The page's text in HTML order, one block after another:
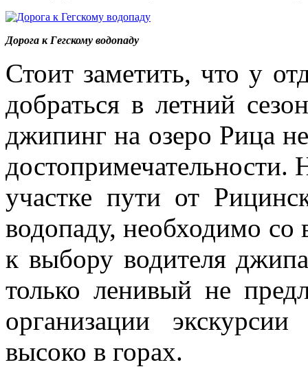
Дорога к Гегскому водопаду
Стоит заметить, что у
добраться в летний
джипинг на озеро Рица
участке пути от
водопаду, необходимо со
к выбору водителя
только ленивый не
организации
высоко в горах.